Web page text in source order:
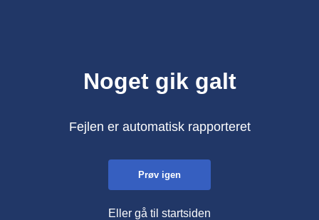
Noget gik galt
Fejlen er automatisk rapporteret
Prøv igen
Eller gå til startsiden